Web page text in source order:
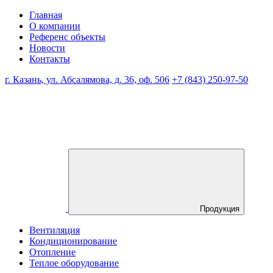
Главная
О компании
Референс объекты
Новости
Контакты
г. Казань, ул. Абсалямова, д. 36, оф. 506 +7 (843) 250-97-50
Продукция
Вентиляция
Кондиционирование
Отопление
Теплое оборудование